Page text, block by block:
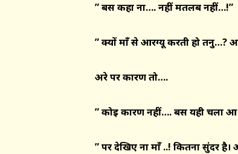
” बस कहा ना…. नहीं मतलब नहीं…!”
” क्योंमाँसे आरग्यू करती हो तनु…?
अरे पर कारण तो….
” कोई कारण नहीं…. बस यही चला आ
” पर देखिए नामाँ ..! कितना सुंदर है।